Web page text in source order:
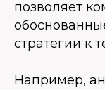
позволяет
стратегии к
Например,